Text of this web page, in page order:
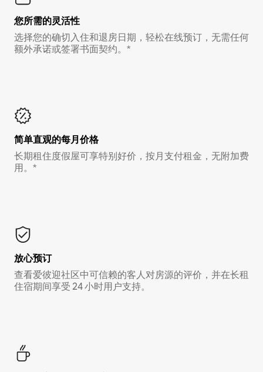
您所需的灵活性
选择您的确切入住和退房日期，轻松在线预订，无需任何
额外承诺或签署书面契约。*
简单直观的每月价格
长期租住度假屋可享特别好价，按月支付租金，无附加费
用。*
放心预订
查看爱彼迎社区中可信赖的客人对房源的评价，并在长租
住宿期间享受 24 小时用户支持。